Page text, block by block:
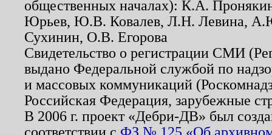
общественных началах): К.А.
Юрьев, Ю.В. Ковалев, Л.Н. Левина,
Сухинин, О.В. Егорова
Свидетельство о регистрации СМИ
выдано Федеральной службой по
и массовых коммуникаций
Российская Федерация, зарубежные
В 2006 г. проект «Дебри-ДВ» был
соответствии с ФЗ № 125 «Об